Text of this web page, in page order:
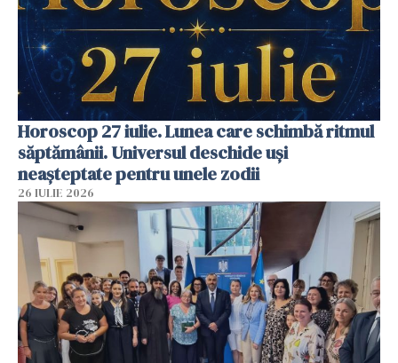
Horoscop 27 iulie. Lunea care schimbă ritmul
săptămânii. Universul deschide uși
neașteptate pentru unele zodii
26 IULIE 2026